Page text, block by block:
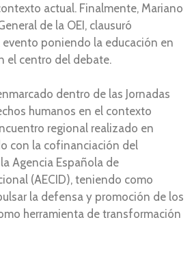
actual. Finalmente, Mariano
de la OEI, clausuró
poniendo la educación en
el centro del debate.
dentro de las Jornadas
humanos en el contexto
regional realizado en
con la cofinanciación del
Agencia Española de
(AECID), teniendo como
la defensa y promoción de los
herramienta de transformación